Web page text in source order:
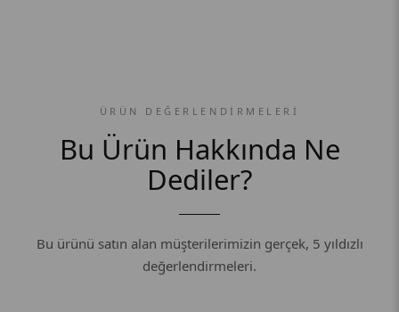
ÜRÜN DEĞERLENDIRMELERI
Bu Ürün Hakkında Ne
Dediler?
Bu ürünü satın alan müşterilerimizin gerçek, 5 yıldızlı
değerlendirmeleri.